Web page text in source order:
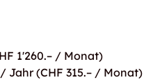
1'260.– / Monat)
Jahr (CHF 315.– / Monat)